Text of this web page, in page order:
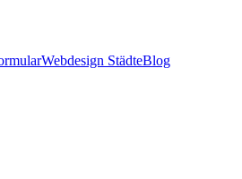
Webdesign StädteBlog